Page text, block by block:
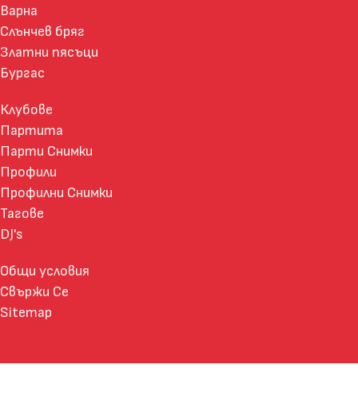
Варна
Слънчев бряг
Златни пясъци
Бургас
Клубове
Партита
Парти Снимки
Профили
Профилни Снимки
Тагове
DJ's
Общи условия
Свържи Се
Sitemap